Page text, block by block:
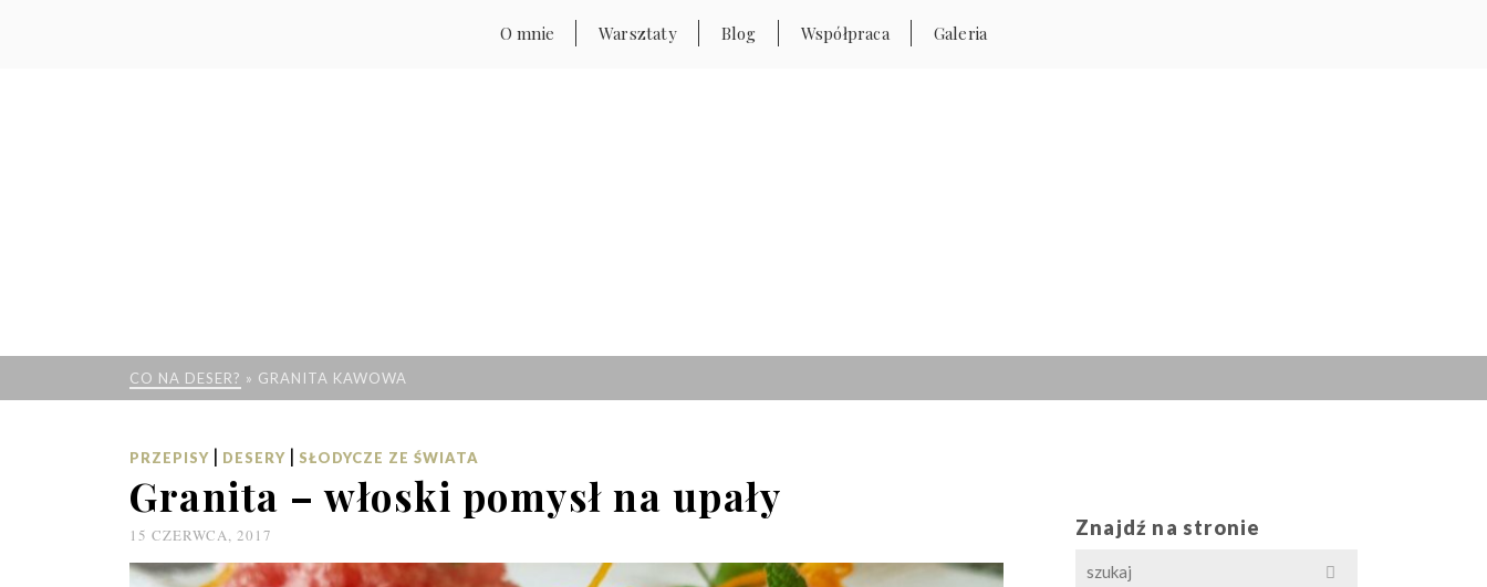
O mnie Warsztaty Blog Współpraca Galeria
CO NA DESER? » GRANITA KAWOWA
PRZEPISY | DESERY | SŁODYCZE ZE ŚWIATA
Granita – włoski pomysł na upały
15 CZERWCA, 2017 Znajdź na stronie
Search